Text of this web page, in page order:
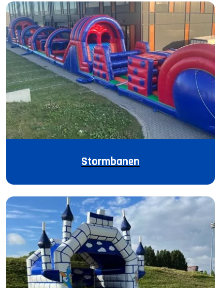
Stormbanen